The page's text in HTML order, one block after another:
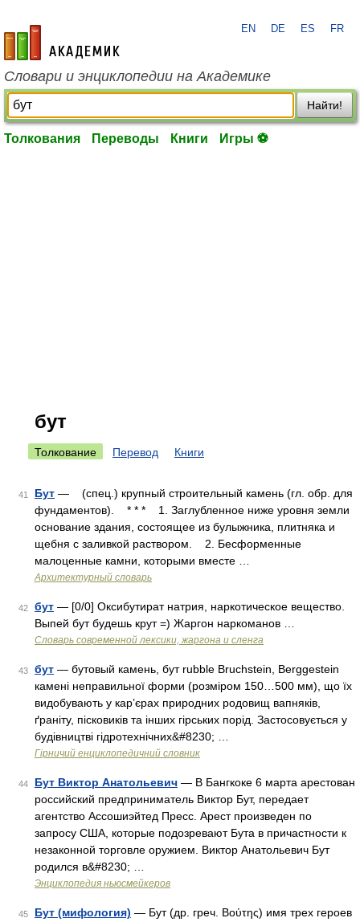
academic.ru
EN DE ES FR
Словари и энциклопедии на Академике
Найти!
Толкования Переводы Книги Игры ⚽
бут
Толкование Перевод Книги
41 Бут — (спец.) крупный строительный камень (гл. обр. для
фундаментов). * * * 1. Заглубленное ниже уровня земли
основание здания, состоящее из булыжника, плитняка и
щебня с заливкой раствором. 2. Бесформенные
малоценные камни, которыми вместе …
Архитектурный словарь
42 бут — [0/0] Оксибутират натрия, наркотическое вещество.
Выпей бут будешь крут =) Жаргон наркоманов …
Cловарь современной лексики, жаргона и сленга
43 бут — бутовый камень, бут rubble Bruchstein, Berggestein
камені неправильної форми (розміром 150…500 мм), що їх
видобувають у кар’єрах природних родовищ вапняків,
ґраніту, пісковиків та інших гірських порід. Застосовується у
будівництві гідротехнічних&#8230; …
Гірничий енциклопедичний словник
44 Бут Виктор Анатольевич — В Бангкоке 6 марта арестован
российский предприниматель Виктор Бут, передает
агентство Ассошиэйтед Пресс. Арест произведен по
запросу США, которые подозревают Бута в причастности к
незаконной торговле оружием. Виктор Анатольевич Бут
родился в&#8230; …
Энциклопедия ньюсмейкеров
45 Бут (мифология) — Бут (др. греч. Βούτης) имя трех героев